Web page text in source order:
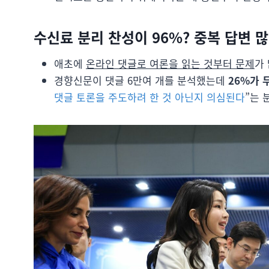
수신료 분리 찬성이 96%? 중복 답변
애초에 온라인 댓글로 여론을 읽는 것부터 문제가
경향신문이 댓글 6만여 개를 분석했는데 26%가
댓글 토론을 주도하려 한 것 아닌지 의심된다”는